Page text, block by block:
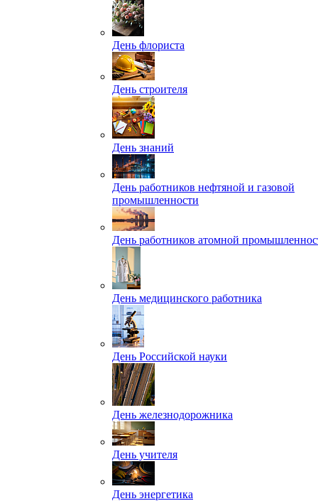
День флориста
День строителя
День знаний
День работников нефтяной и газовой
промышленности
День работников атомной
День медицинского работника
День Российской науки
День железнодорожника
День учителя
День энергетика